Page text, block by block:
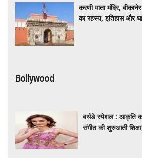
करणी माता मंदिर,
का रहस्य, इतिहास और
Bollywood
बर्थडे स्पेशल : आकृति
संगीत की शुरुआती